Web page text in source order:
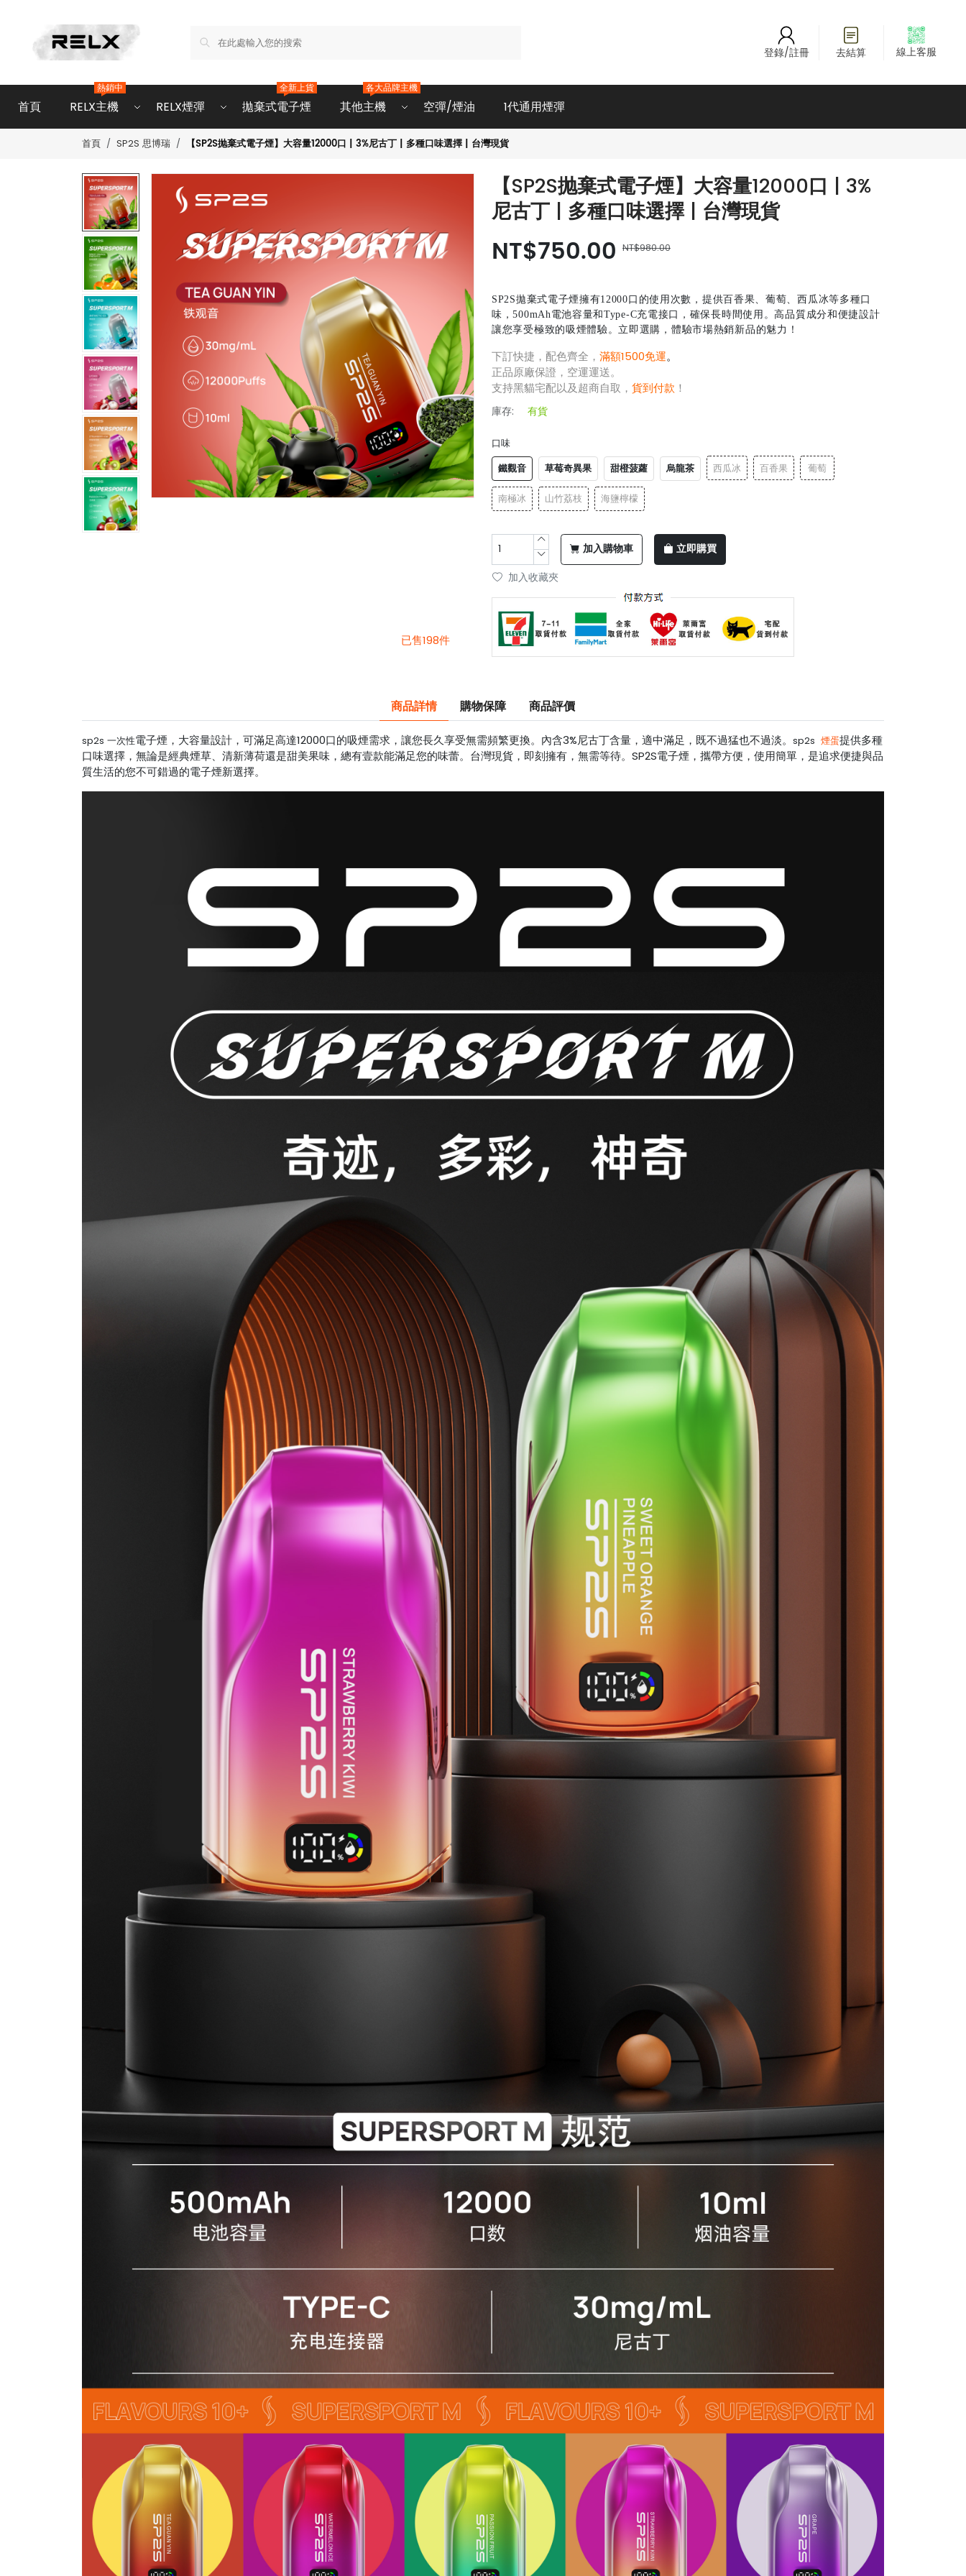
登錄/註冊 去結算 線上客服
首頁 RELX主機
熱銷中
RELX煙彈 拋棄式電子煙
全新上貨
其他主機
各大品牌主機
空彈/煙油 1代通用煙彈
首頁 SP2S 思博瑞 【SP2S抛棄式電子煙】大容量12000口 | 3%尼古丁 | 多種口味選擇 | 台灣現貨
已售198件
【SP2S抛棄式電子煙】大容量12000口 | 3%
尼古丁 | 多種口味選擇 | 台灣現貨
NT$750.00 NT$980.00
SP2S拋棄式電子煙擁有12000口的使用次數，提供百香果、葡萄、西瓜冰等多種口
味，500mAh電池容量和Type-C充電接口，確保長時間使用。高品質成分和便捷設計
讓您享受極致的吸煙體驗。立即選購，體驗市場熱銷新品的魅力！
下訂快捷，配色齊全， 滿額1500免運。
正品原廠保證，空運運送。
支持黑貓宅配以及超商自取， 貨到付款 ！
庫存: 有貨
口味
鐵觀音 草莓奇異果 甜橙菠蘿 烏龍茶 西瓜冰 百香果 葡萄
南極冰 山竹荔枝 海鹽檸檬
加入購物車 立即購買
加入收藏夾
商品詳情 購物保障 商品評價
sp2s 一次性電子煙，大容量設計，可滿足高達12000口的吸煙需求，讓您長久享受無需頻繁更換。內含3%尼古丁含量，適中滿足，既不過猛也不過淡。 sp2s 煙蛋提供多種
口味選擇，無論是經典煙草、清新薄荷還是甜美果味，總有壹款能滿足您的味蕾。台灣現貨，即刻擁有，無需等待。SP2S電子煙，攜帶方便，使用簡單，是追求便捷與品
質生活的您不可錯過的電子煙新選擇。